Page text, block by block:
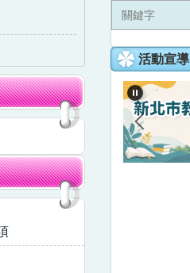
KIST學校的DNA
活動宣導